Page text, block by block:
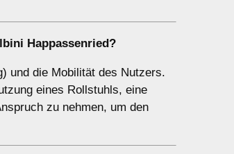
Happassenried?
und die Mobilität des Nutzers.
eines Rollstuhls, eine
zu nehmen, um den